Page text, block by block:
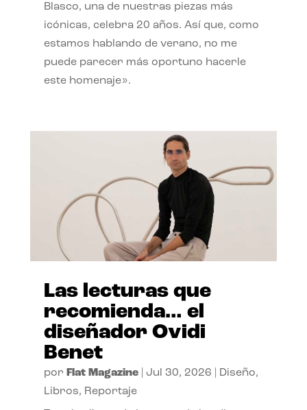
Blasco, una de nuestras piezas más
icónicas, celebra 20 años. Así que, como
estamos hablando de verano, no me
puede parecer más oportuno hacerle
este homenaje».
Las lecturas que
recomienda… el
diseñador Ovidi
Benet
por Flat Magazine| Jul 30, 2026 Diseño,
Libros, Reportaje